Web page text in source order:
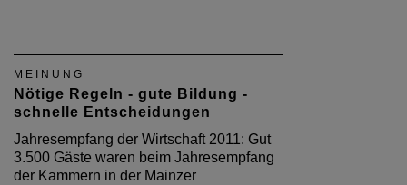
MEINUNG
Nötige Regeln - gute Bildung -
schnelle Entscheidungen
Jahresempfang der Wirtschaft 2011: Gut
3.500 Gäste waren beim Jahresempfang
der Kammern in der Mainzer